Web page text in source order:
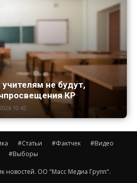
не будут,
КР
10:42
#Статьи #Фактчек
#Видео
#Выборы
новостей. ОО "Масс Медиа Групп".